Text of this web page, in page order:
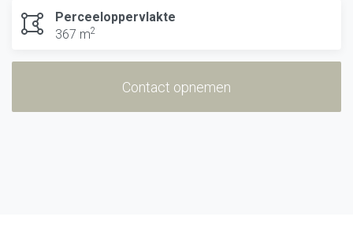
Perceeloppervlakte
367 m2
Contact opnemen